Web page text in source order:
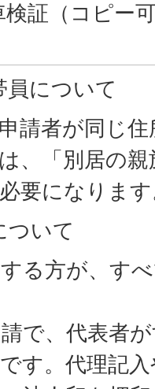
検証（コピー
員について
請者が同じ
、「別居の
要になりま
ついて
る方が、す
で、代表者
す。代理記